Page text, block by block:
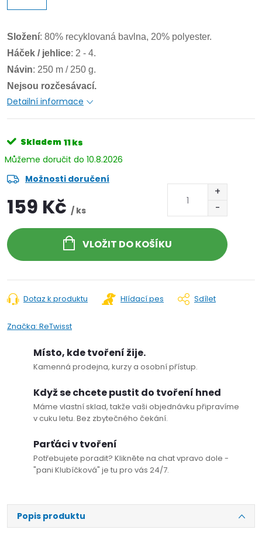
Složení: 80% recyklovaná bavlna, 20% polyester.
Háček / jehlice: 2 - 4.
Návin: 250 m / 250 g.
Nejsou rozčesávací.
Detailní informace
Skladem 11 ks
10.8.2026
Možnosti doručení
159 Kč / ks
VLOŽIT DO KOŠÍKU
Dotaz k produktu Hlídací pes Sdílet
Značka: ReTwisst
Místo, kde tvoření žije.
Kamenná prodejna, kurzy a osobní přístup.
Když se chcete pustit do tvoření hned
Máme vlastní sklad, takže vaši objednávku připravíme
v cuku letu. Bez zbytečného čekání.
Parťáci v tvoření
Potřebujete poradit? Klikněte na chat vpravo dole -
"pani Klubíčková" je tu pro vás 24/7.
Popis produktu